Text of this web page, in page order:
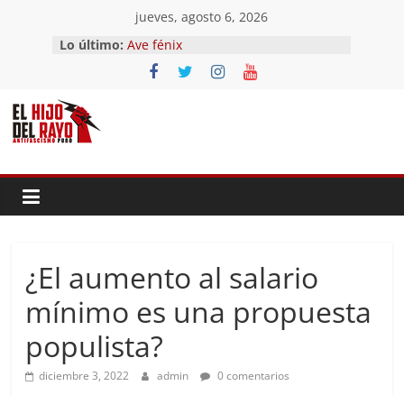
contenido
jueves, agosto 6, 2026
Lo último: Ave fénix
¿Dios no existe?
First Time
¿El aumento al salario
mínimo es una propuesta
populista?
diciembre 3, 2022 admin 0 comentarios